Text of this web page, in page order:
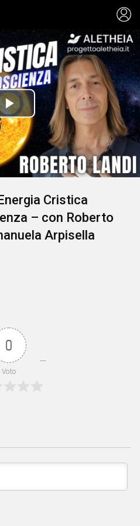
Video
loading.Play
Video
Cristica
– con Roberto
Arpisella
0
Voto